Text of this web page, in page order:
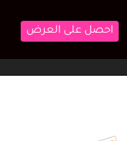
احصل على العرض